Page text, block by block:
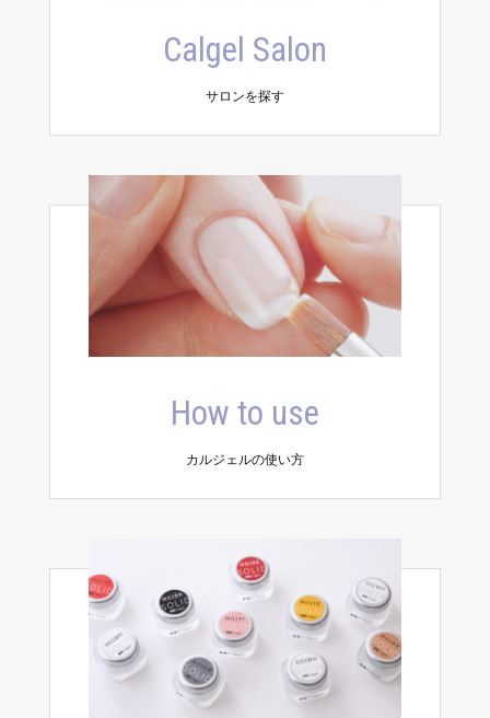
Calgel Salon
サロンを探す
How to use
カルジェルの使い方